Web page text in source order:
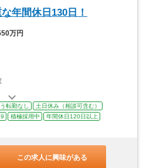
年間休日130日！
万円
転勤なし
土日休み（相談可含む）
積極採用中
年間休日120日以上
この求人に興味がある